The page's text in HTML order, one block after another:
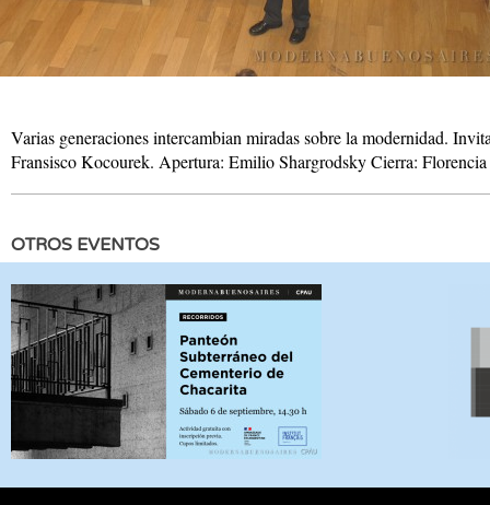
Varias generaciones intercambian miradas sobre la modernidad.
Fransisco Kocourek. Apertura: Emilio Shargrodsky Cierra:
OTROS EVENTOS